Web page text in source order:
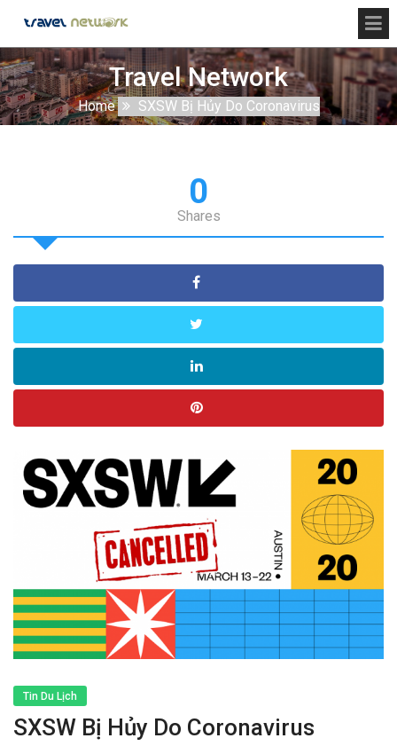
Travel Network
Home SXSW Bị Hủy Do Coronavirus
0
Shares
Tin Du Lịch
SXSW Bị Hủy Do Coronavirus